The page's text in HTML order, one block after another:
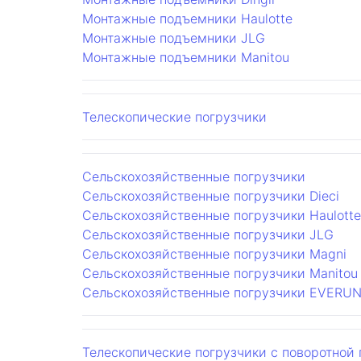
Монтажные подъемники Haulotte
Монтажные подъемники JLG
Монтажные подъемники Manitou
Телескопические погрузчики
Сельскохозяйственные погрузчики
Сельскохозяйственные погрузчики Dieci
Сельскохозяйственные погрузчики Haulotte
Сельскохозяйственные погрузчики JLG
Сельскохозяйственные погрузчики Magni
Сельскохозяйственные погрузчики Manitou
Сельскохозяйственные погрузчики EVERUN
Телескопические погрузчики с